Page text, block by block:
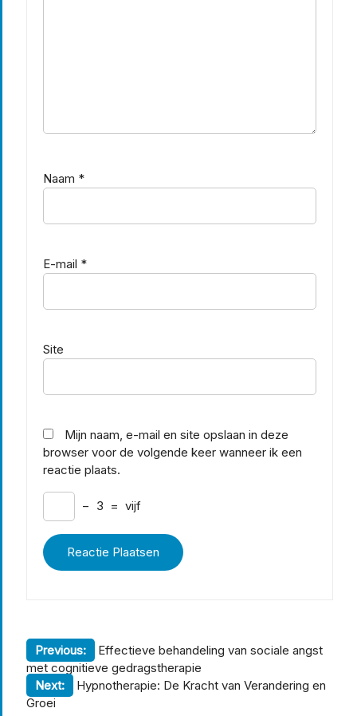
Naam *
E-mail *
Site
Mijn naam, e-mail en site opslaan in deze
browser voor de volgende keer wanneer ik een
reactie plaats.
− 3 = vijf
Berichtnavigatie
Previous:
Effectieve behandeling van sociale angst
met cognitieve gedragstherapie
Next:
Hypnotherapie: De Kracht van Verandering en
Groei